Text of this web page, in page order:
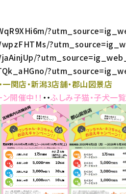
関店・新潟3店舗・郡山図景店
開催中！！ ・・ふしみ子猫・子犬一覧